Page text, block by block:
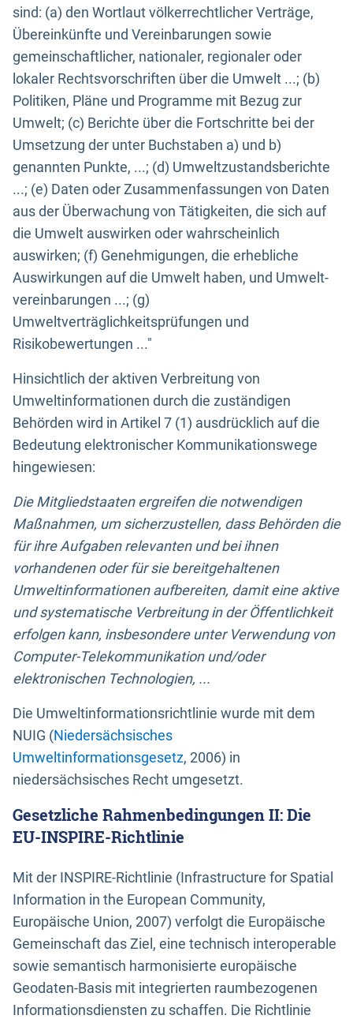
sind: (a) den Wortlaut völkerrechtlicher Verträge,
Übereinkünfte und Vereinbarungen sowie
gemeinschaftlicher, nationaler, regionaler oder
lokaler Rechtsvorschriften über die Umwelt ...; (b)
Politiken, Pläne und Programme mit Bezug zur
Umwelt; (c) Berichte über die Fortschritte bei der
Umsetzung der unter Buchstaben a) und b)
genannten Punkte, ...; (d) Umweltzustandsberichte
...; (e) Daten oder Zusammenfassungen von Daten
aus der Überwachung von Tätigkeiten, die sich auf
die Umwelt auswirken oder wahrscheinlich
auswirken; (f) Genehmigungen, die erhebliche
Auswirkungen auf die Umwelt haben, und Umwelt-
vereinbarungen ...; (g)
Umweltverträglichkeitsprüfungen und
Risikobewertungen ..."
Hinsichtlich der aktiven Verbreitung von
Umweltinformationen durch die zuständigen
Behörden wird in Artikel 7 (1) ausdrücklich auf die
Bedeutung elektronischer Kommunikationswege
hingewiesen:
Die Mitgliedstaaten ergreifen die notwendigen
Maßnahmen, um sicherzustellen, dass Behörden die
für ihre Aufgaben relevanten und bei ihnen
vorhandenen oder für sie bereitgehaltenen
Umweltinformationen aufbereiten, damit eine aktive
und systematische Verbreitung in der Öffentlichkeit
erfolgen kann, insbesondere unter Verwendung von
Computer-Telekommunikation und/oder
elektronischen Technologien, ...
Die Umweltinformationsrichtlinie wurde mit dem
NUIG (Niedersächsisches
Umweltinformationsgesetz, 2006) in
niedersächsisches Recht umgesetzt.
Gesetzliche Rahmenbedingungen II: Die
EU-INSPIRE-Richtlinie
Mit der INSPIRE-Richtlinie (Infrastructure for Spatial
Information in the European Community,
Europäische Union, 2007) verfolgt die Europäische
Gemeinschaft das Ziel, eine technisch interoperable
sowie semantisch harmonisierte europäische
Geodaten-Basis mit integrierten raumbezogenen
Informationsdiensten zu schaffen. Die Richtlinie